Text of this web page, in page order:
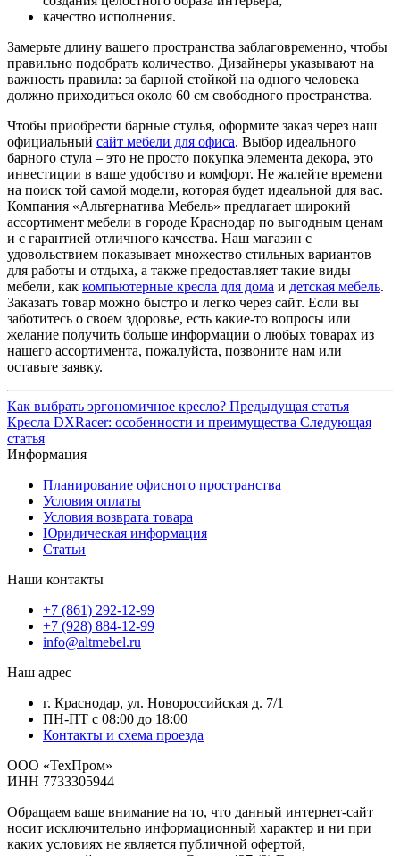
качество исполнения.
Замерьте длину вашего пространства заблаговременно, чтобы
правильно подобрать количество. Дизайнеры указывают на
важность правила: за барной стойкой на одного человека
должно приходиться около 60 см свободного пространства.
Чтобы приобрести барные стулья, оформите заказ через наш
официальный сайт мебели для офиса. Выбор идеального
барного стула – это не просто покупка элемента декора, это
инвестиции в ваше удобство и комфорт. Не жалейте времени
на поиск той самой модели, которая будет идеальной для вас.
Компания «Альтернатива Мебель» предлагает широкий
ассортимент мебели в городе Краснодар по выгодным ценам
и с гарантией отличного качества. Наш магазин с
удовольствием показывает множество стильных вариантов
для работы и отдыха, а также предоставляет такие виды
мебели, как компьютерные кресла для дома и детская мебель.
Заказать товар можно быстро и легко через сайт. Если вы
заботитесь о своем здоровье, есть какие-то вопросы или
желание получить больше информации о любых товарах из
нашего ассортимента, пожалуйста, позвоните нам или
оставьте заявку.
Как выбрать эргономичное кресло? Предыдущая статья
Кресла DXRacer: особенности и преимущества Следующая
статья
Информация
Планирование офисного пространства
Условия оплаты
Условия возврата товара
Юридическая информация
Статьи
Наши контакты
+7 (861) 292-12-99
+7 (928) 884-12-99
info@altmebel.ru
Наш адрес
г. Краснодар, ул. Новороссийская д. 7/1
ПН-ПТ с 08:00 до 18:00
Контакты и схема проезда
ООО «ТехПром»
ИНН 7733305944
Обращаем ваше внимание на то, что данный интернет-сайт
носит исключительно информационный характер и ни при
каких условиях не является публичной офертой,